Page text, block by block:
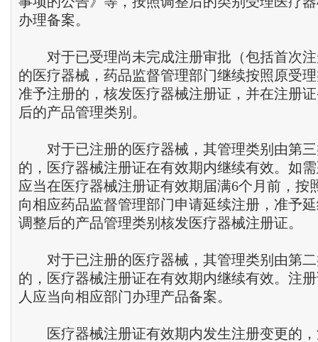
办理备案。
对于已受理尚未完成注册审批（包括首次注
的医疗器械，药品监督管理部门继续按照原受
准予注册的，核发医疗器械注册证，并在注册
后的产品管理类别。
对于已注册的医疗器械，其管理类别由第三
的，医疗器械注册证在有效期内继续有效。如
应当在医疗器械注册证有效期届满6个月前，按
向相应药品监督管理部门申请延续注册，准予
调整后的产品管理类别核发医疗器械注册证。
对于已注册的医疗器械，其管理类别由第二
的，医疗器械注册证在有效期内继续有效。注
人应当向相应部门办理产品备案。
医疗器械注册证有效期内发生注册变更的，